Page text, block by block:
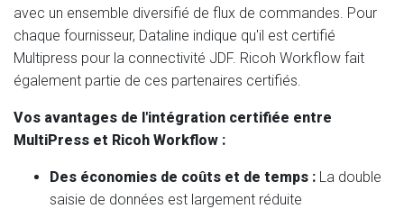
avec un ensemble diversifié de flux de commandes. Pour
chaque fournisseur, Dataline indique qu'il est certifié
Multipress pour la connectivité JDF. Ricoh Workflow fait
également partie de ces partenaires certifiés.
Vos avantages de l'intégration certifiée entre
MultiPress et Ricoh Workflow :
Des économies de coûts et de temps : La double
saisie de données est largement réduite